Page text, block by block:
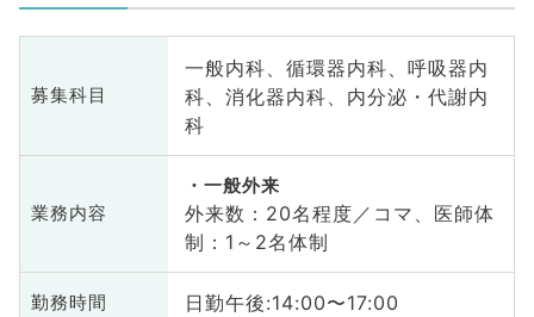
募集科目
一般内科、循環器内科、呼吸器内
科、消化器内科、内分泌・代謝内
科
業務内容
一般外来
外来数：20名程度／コマ、医師体
制：1～2名体制
勤務時間 日勤午後:14:00〜17:00